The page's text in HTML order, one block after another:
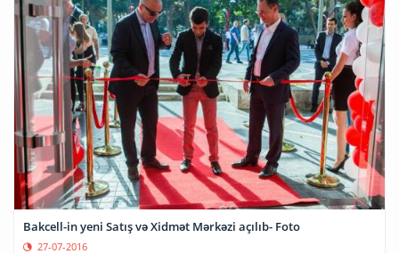
Bakcell-in yeni Satış və Xidmət Mərkəzi açılıb- Foto
27-07-2016